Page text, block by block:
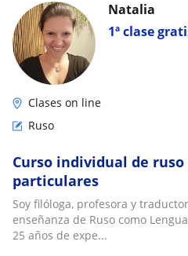
1ª clase
Natalia
Clases on line
Ruso
Curso individual de
particulares
Soy filóloga, profesora y
enseñanza de Ruso como
25 años de expe...